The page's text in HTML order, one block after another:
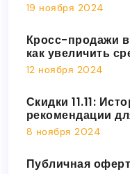
19 ноября 2024
Кросс-продажи
как увеличить
12 ноября 2024
Скидки 11.11:
рекомендации
8 ноября 2024
Публичная